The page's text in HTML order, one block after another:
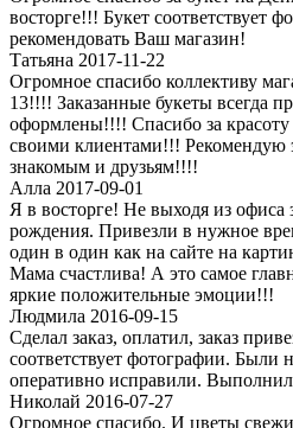
восторге!!! Букет соответствует
рекомендовать Ваш магазин!
Татьяна 2017-11-22
Огромное спасибо коллективу
13!!!! Заказанные букеты всегда
оформлены!!!! Спасибо за красоту
своими клиентами!!! Рекомендую
знакомым и друзьям!!!!
Алла 2017-09-01
Я в восторге! Не выходя из офиса
рождения. Привезли в нужное
один в один как на сайте на
Мама счастлива! А это самое
яркие положительные эмоции!!!
Людмила 2016-09-15
Сделал заказ, оплатил, заказ
соответствует фотографии. Были
оперативно исправили.
Николай 2016-07-27
Огромное спасибо. И цветы